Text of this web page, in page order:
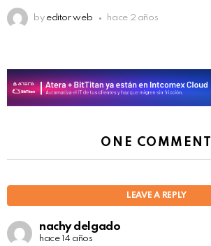
by editor web hace 2 años
ONE COMMENT
LEAVE A REPLY
nachy delgado
hace 14 años